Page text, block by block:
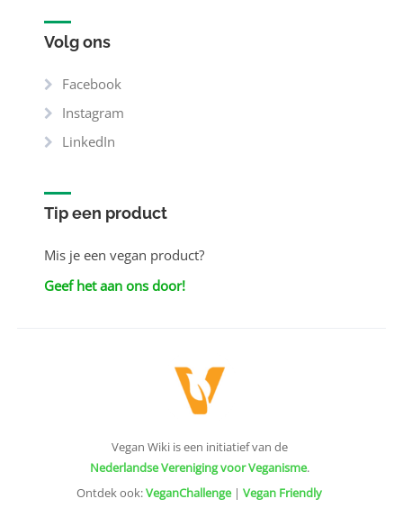
Volg ons
Facebook
Instagram
LinkedIn
Tip een product
Mis je een vegan product?
Geef het aan ons door!
Vegan Wiki is een initiatief van de
Nederlandse Vereniging voor Veganisme.
Ontdek ook:VeganChallenge| Vegan Friendly